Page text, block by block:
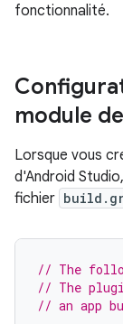
fonctionnalité.
module
Lorsque vous
d'Android
fichier
// The
// The
// an app